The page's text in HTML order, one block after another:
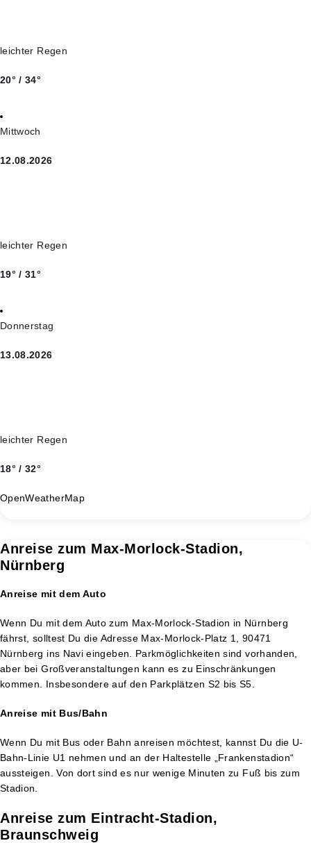
leichter Regen
20° / 34°
Mittwoch
12.08.2026
leichter Regen
19° / 31°
Donnerstag
13.08.2026
leichter Regen
18° / 32°
OpenWeatherMap
Anreise zum Max-Morlock-Stadion,
Nürnberg
Anreise mit dem Auto
Wenn Du mit dem Auto zum Max-Morlock-Stadion in Nürnberg
fährst, solltest Du die Adresse Max-Morlock-Platz 1, 90471
Nürnberg ins Navi eingeben. Parkmöglichkeiten sind vorhanden,
aber bei Großveranstaltungen kann es zu Einschränkungen
kommen. Insbesondere auf den Parkplätzen S2 bis S5.
Anreise mit Bus/Bahn
Wenn Du mit Bus oder Bahn anreisen möchtest, kannst Du die U-
Bahn-Linie U1 nehmen und an der Haltestelle „Frankenstadion“
aussteigen. Von dort sind es nur wenige Minuten zu Fuß bis zum
Stadion.
Anreise zum Eintracht-Stadion,
Braunschweig